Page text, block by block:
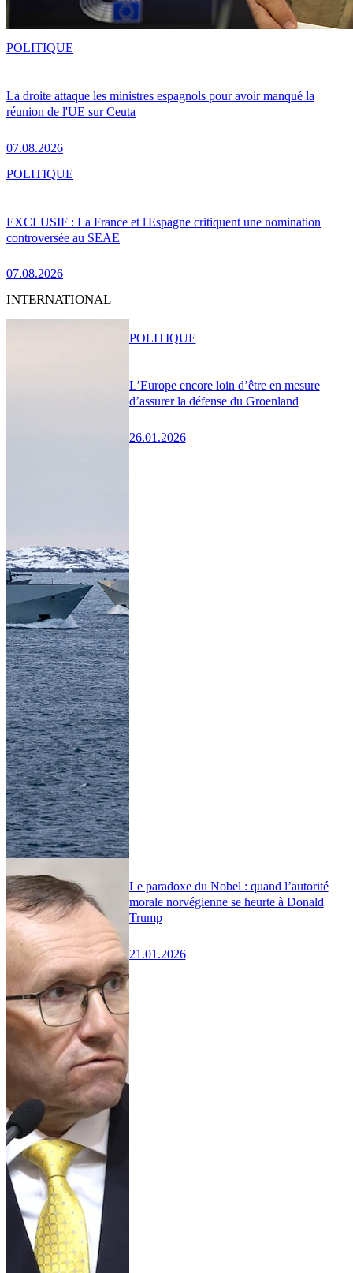
La droite attaque les ministres espagnols pour avoir manqué la
réunion de l'UE sur Ceuta
07.08.2026
POLITIQUE
EXCLUSIF : La France et l'Espagne critiquent une nomination
controversée au SEAE
07.08.2026
POLITIQUE
INTERNATIONAL
L’Europe encore loin d’être en mesure
d’assurer la défense du Groenland
26.01.2026
POLITIQUE
Le paradoxe du Nobel : quand l’autorité
morale norvégienne se heurte à Donald
Trump
21.01.2026